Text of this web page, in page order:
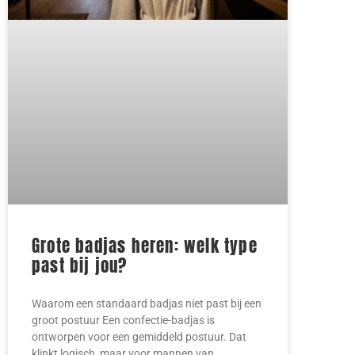
Grote badjas heren: welk type
past bij jou?
Waarom een standaard badjas niet past bij een
groot postuur Een confectie-badjas is
ontworpen voor een gemiddeld postuur. Dat